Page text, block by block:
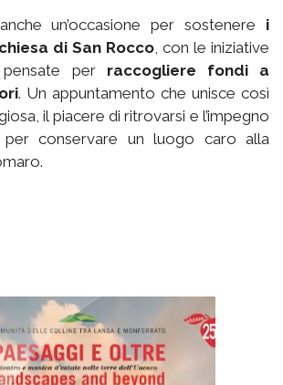
un’occasione per sostenere i
di San Rocco, con le iniziative
per raccogliere fondi a
. Un appuntamento che unisce così
il piacere di ritrovarsi e l’impegno
per conservare un luogo caro alla